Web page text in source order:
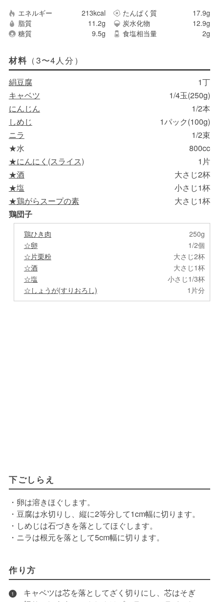
エネルギー 213kcal たんぱく質
17.9g
脂質
11.2g 炭水化物
12.9g
糖質
9.5g 食塩相当量 2g
材料 （3〜4人分）
絹豆腐
1丁
キャベツ
1/4玉(250g)
にんじん
1/2本
しめじ
1パック(100g)
ニラ
1/2束
★水
800cc
★にんにく(スライス)
1片
★酒
大さじ2杯
★塩
小さじ1杯
★鶏がらスープの素
大さじ1杯
鶏団子
鶏ひき肉
250g
☆卵
1/2個
☆片栗粉
大さじ2杯
☆酒
大さじ1杯
☆塩
小さじ1/3杯
☆しょうが(すりおろし)
1片分
下ごしらえ
・卵は溶きほぐします。
・豆腐は水切りし、縦に2等分して1cm幅に切ります。
・しめじは石づきを落としてほぐします。
・ニラは根元を落として5cm幅に切ります。
作り方
1
キャベツは芯を落としてざく切りにし、芯はそぎ